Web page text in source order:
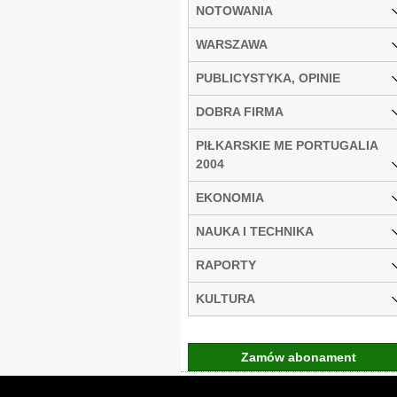
NOTOWANIA
WARSZAWA
PUBLICYSTYKA, OPINIE
DOBRA FIRMA
PIŁKARSKIE ME PORTUGALIA
2004
EKONOMIA
NAUKA I TECHNIKA
RAPORTY
KULTURA
Zamów abonament